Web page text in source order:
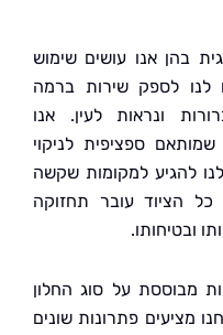
עושים שימוש
שירות ברמה
לעין. אנו
לניקוי
למקומות שקשה
עובר תחזוקה
על סוג החלון
פתרונות שונים